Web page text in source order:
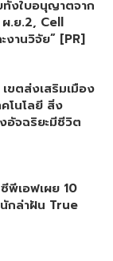
ทั้งใบอนุญาตจาก
.ย.2, Cell
งานวิจัย” [PR]
ขตส่งเสริมเมือง
โนโลยี สิ่ง
อัจฉริยะมีชีวิต
พีเอฟเผย 10
กล่าฝัน True